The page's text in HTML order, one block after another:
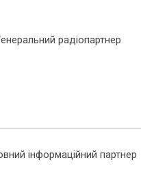
радіопартнер
інформаційний партнер